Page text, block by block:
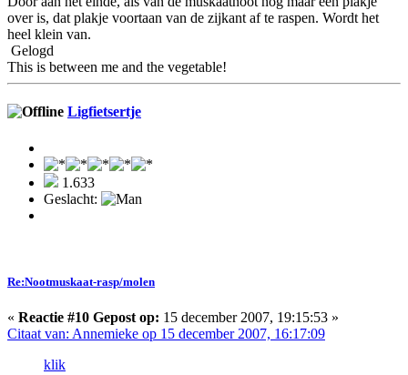
over is, dat plakje voortaan van de zijkant af te raspen. Wordt het
heel klein van.
Gelogd
This is between me and the vegetable!
Ligfietsertje
1.633
Geslacht:
Re:Nootmuskaat-rasp/molen
« Reactie #10 Gepost op: 15 december 2007, 19:15:53 »
Citaat van: Annemieke op 15 december 2007, 16:17:09
klik